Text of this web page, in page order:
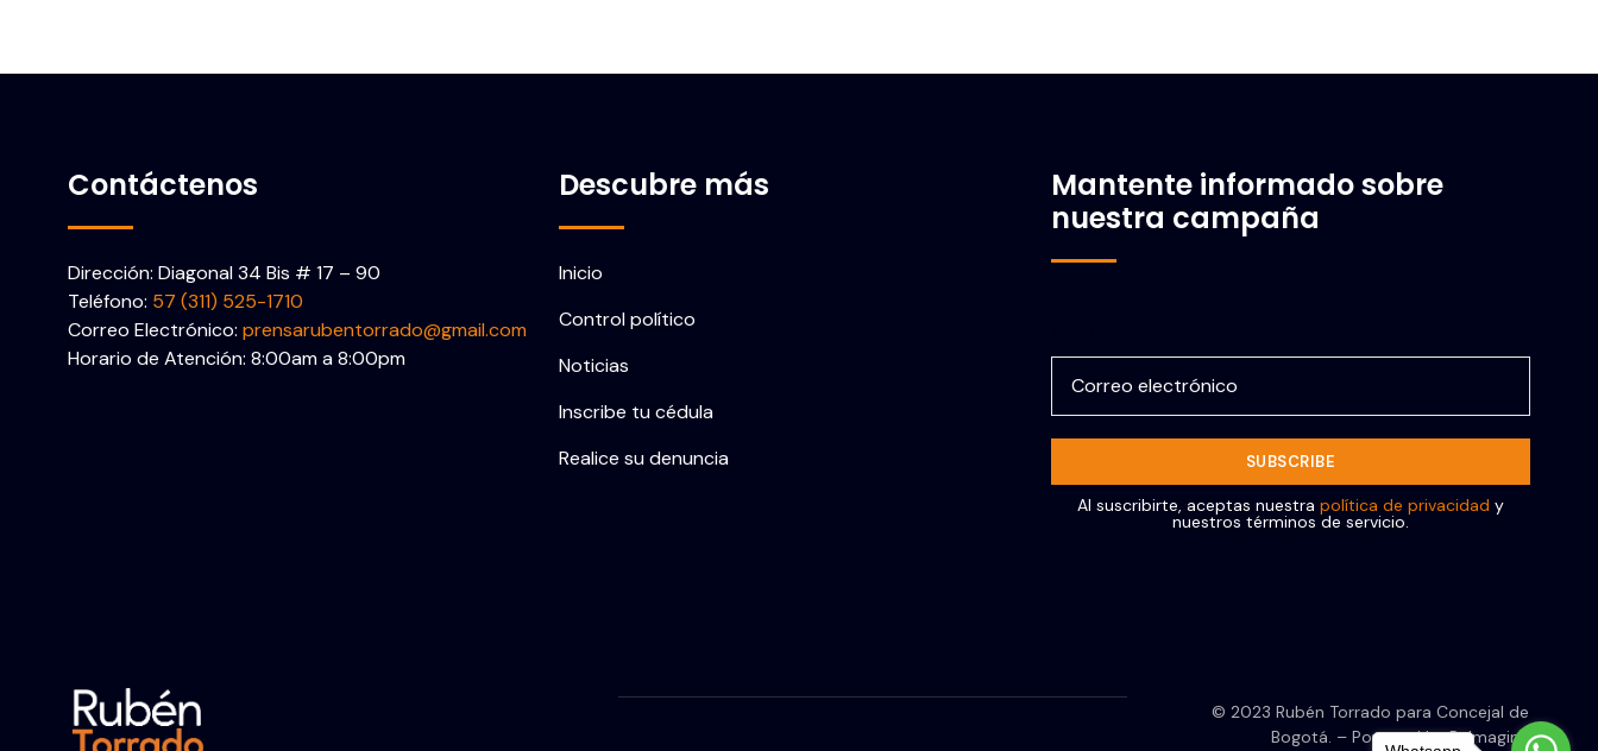
Contáctenos
Dirección: Diagonal 34 Bis # 17 – 90
Teléfono: 57 (311) 525-1710
Correo Electrónico: prensarubentorrado@gmail.com
Horario de Atención: 8:00am a 8:00pm
Descubre más
Inicio
Control político
Noticias
Inscribe tu cédula
Realice su denuncia
Mantente informado sobre
nuestra campaña
Al suscribirte, aceptas nuestra política de privacidad y
nuestros términos de servicio.
© 2023 Rubén Torrado para Concejal de
Bogotá. – Powered by ReImagine